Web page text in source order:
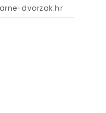
dvorzak.hr